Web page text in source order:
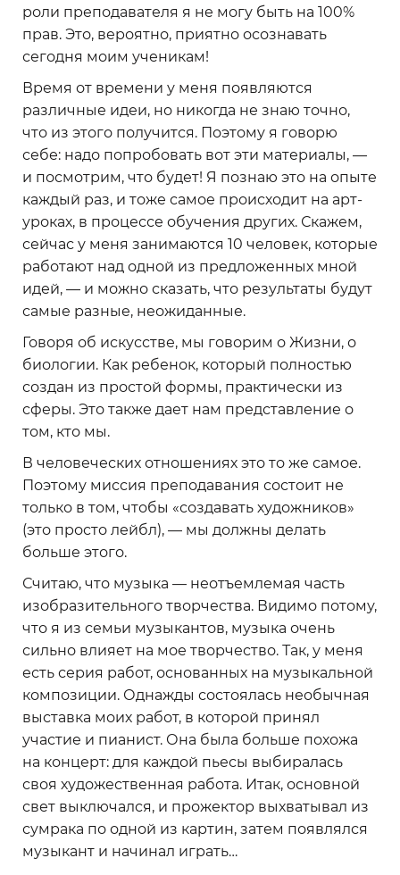
роли преподавателя я не могу быть на 100%
прав. Это, вероятно, приятно осознавать
сегодня моим ученикам!
Время от времени у меня появляются
различные идеи, но никогда не знаю точно,
что из этого получится. Поэтому я говорю
себе: надо попробовать вот эти материалы, —
и посмотрим, что будет! Я познаю это на опыте
каждый раз, и тоже самое происходит на арт-
уроках, в процессе обучения других. Скажем,
сейчас у меня занимаются 10 человек, которые
работают над одной из предложенных мной
идей, — и можно сказать, что результаты будут
самые разные, неожиданные.
Говоря об искусстве, мы говорим о Жизни, о
биологии. Как ребенок, который полностью
создан из простой формы, практически из
сферы. Это также дает нам представление о
том, кто мы.
В человеческих отношениях это то же самое.
Поэтому миссия преподавания состоит не
только в том, чтобы «создавать художников»
(это просто лейбл), — мы должны делать
больше этого.
Считаю, что музыка — неотъемлемая часть
изобразительного творчества. Видимо потому,
что я из семьи музыкантов, музыка очень
сильно влияет на мое творчество. Так, у меня
есть серия работ, основанных на музыкальной
композиции. Однажды состоялась необычная
выставка моих работ, в которой принял
участие и пианист. Она была больше похожа
на концерт: для каждой пьесы выбиралась
своя художественная работа. Итак, основной
свет выключался, и прожектор выхватывал из
сумрака по одной из картин, затем появлялся
музыкант и начинал играть…